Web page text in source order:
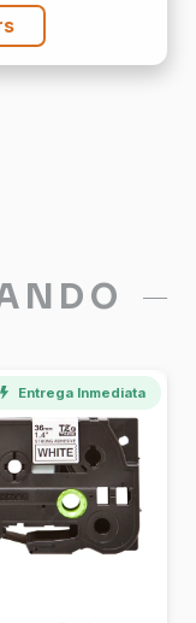
Entrega Inmediata